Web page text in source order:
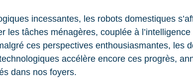
incessantes, les robots domestiques
les tâches ménagères, couplée à
ces perspectives enthousiasmantes, les
accélère encore ces progrès,
dans nos foyers.